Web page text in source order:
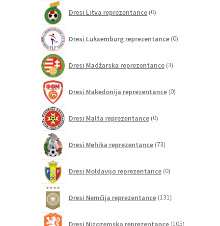
Dresi Litva reprezentance 0izdelkov
Dresi Luksemburg reprezentance 0izdelkov
Dresi Madžarska reprezentance 3izdelki
Dresi Makedonija reprezentance 0izdelkov
Dresi Malta reprezentance 0izdelkov
Dresi Mehika reprezentance 73izdelkov
Dresi Moldavijo reprezentance 0izdelkov
Dresi Nemčija reprezentance 131izdelkov
Dresi Nizozemska reprezentance 105